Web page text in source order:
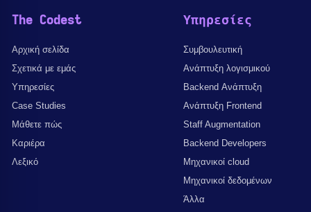
The Codest
Αρχική σελίδα
Σχετικά με εμάς
Υπηρεσίες
Case Studies
Μάθετε πώς
Καριέρα
Λεξικό
Υπηρεσίες
Συμβουλευτική
Ανάπτυξη λογισμικού
Backend Ανάπτυξη
Ανάπτυξη Frontend
Staff Augmentation
Backend Developers
Μηχανικοί cloud
Μηχανικοί δεδομένων
Άλλα